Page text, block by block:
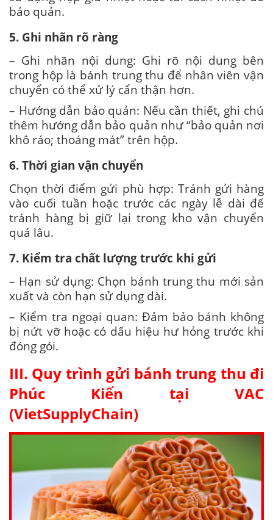
bảo quản.
5. Ghi nhãn rõ ràng
– Ghi nhãn nội dung: Ghi rõ nội dung bên
trong hộp là bánh trung thu để nhân viên vận
chuyển có thể xử lý cẩn thận hơn.
– Hướng dẫn bảo quản: Nếu cần thiết, ghi chú
thêm hướng dẫn bảo quản như “bảo quản nơi
khô ráo; thoáng mát” trên hộp.
6. Thời gian vận chuyển
Chọn thời điểm gửi phù hợp: Tránh gửi hàng
vào cuối tuần hoặc trước các ngày lễ dài để
tránh hàng bị giữ lại trong kho vận chuyển
quá lâu.
7. Kiểm tra chất lượng trước khi gửi
– Hạn sử dụng: Chọn bánh trung thu mới sản
xuất và còn hạn sử dụng dài.
– Kiểm tra ngoại quan: Đảm bảo bánh không
bị nứt vỡ hoặc có dấu hiệu hư hỏng trước khi
đóng gói.
III. Quy trình gửi bánh trung thu đi
Phúc Kiến tại VAC
(VietSupplyChain)